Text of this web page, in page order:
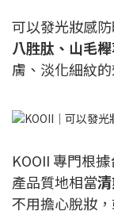
可以發光妝感
八胜肽、山毛
膚、淡化細紋的
KOOII 專門根
產品質地相當
不用擔心脫妝